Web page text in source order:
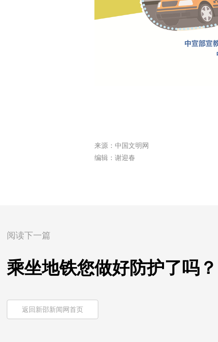
来源：中国文明网
编辑：谢迎春
阅读下一篇
乘坐地铁您做好防护了吗？
返回新邵新闻网首页